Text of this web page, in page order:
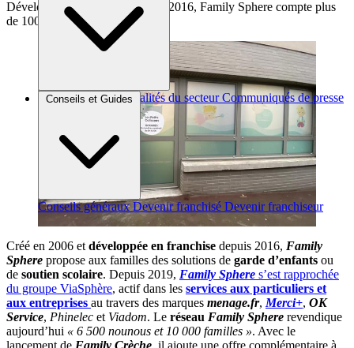
Brèves et actus Actualités du secteur Communiqués de presse
Conseils et Guides
Conseils généraux Devenir franchisé Devenir franchiseur
Développée en franchise depuis 2016, Family Sphere compte plus
de 100 agences
Créé en 2006 et développée en franchise depuis 2016, Family
Sphere propose aux familles des solutions de garde d’enfants ou
de soutien scolaire. Depuis 2019, Family Sphere s’est rapprochée
du groupe ViaSphère, actif dans les services aux particuliers et
aux entreprises au travers des marques menage.fr, Merci+, OK
Service, Phinelec et Viadom. Le réseau Family Sphere revendique
aujourd’hui « 6 500 nounous et 10 000 familles ». Avec le
lancement de Family Crèche il ajoute une offre complémentaire à